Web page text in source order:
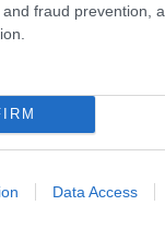
fraud prevention,
Data Access